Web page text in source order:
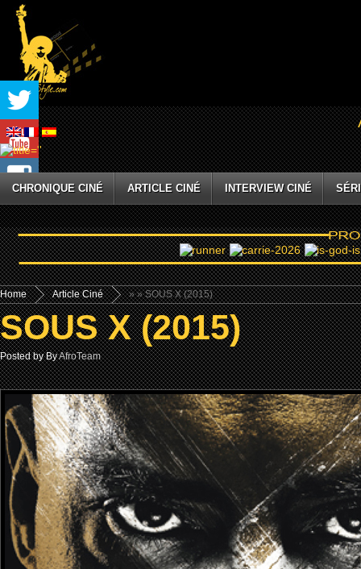
CHRONIQUE CINÉ ARTICLE CINÉ INTERVIEW CINÉ
Home »
Article Ciné » SOUS X (2015)
SOUS X (2015)
Posted by ByAfroTeam